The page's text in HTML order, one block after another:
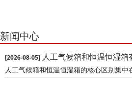
新闻中心
[2026-08-05] 人工气候箱和恒温恒湿箱
人工气候箱和恒温恒湿箱的核心区别集